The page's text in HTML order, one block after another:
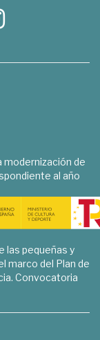
modernización de
al año
las pequeñas y
marco del Plan de
Convocatoria